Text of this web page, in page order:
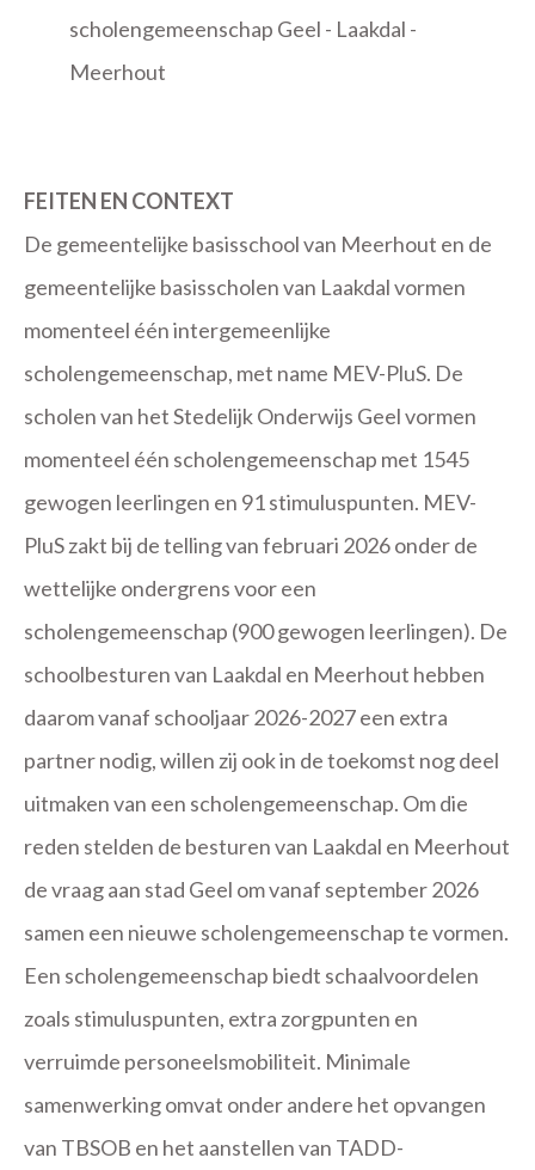
scholengemeenschap Geel - Laakdal -
Meerhout
FEITEN EN CONTEXT
De gemeentelijke basisschool van Meerhout en de
gemeentelijke basisscholen van Laakdal vormen
momenteel één intergemeenlijke
scholengemeenschap, met name MEV-PluS. De
scholen van het Stedelijk Onderwijs Geel vormen
momenteel één scholengemeenschap met 1545
gewogen leerlingen en 91 stimuluspunten. MEV-
PluS zakt bij de telling van februari 2026 onder de
wettelijke ondergrens voor een
scholengemeenschap (900 gewogen leerlingen). De
schoolbesturen van Laakdal en Meerhout hebben
daarom vanaf schooljaar 2026-2027 een extra
partner nodig, willen zij ook in de toekomst nog deel
uitmaken van een scholengemeenschap. Om die
reden stelden de besturen van Laakdal en Meerhout
de vraag aan stad Geel om vanaf september 2026
samen een nieuwe scholengemeenschap te vormen.
Een scholengemeenschap biedt schaalvoordelen
zoals stimuluspunten, extra zorgpunten en
verruimde personeelsmobiliteit. Minimale
samenwerking omvat onder andere het opvangen
van TBSOB en het aanstellen van TADD-